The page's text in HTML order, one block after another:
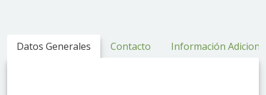
Datos Generales Contacto Información